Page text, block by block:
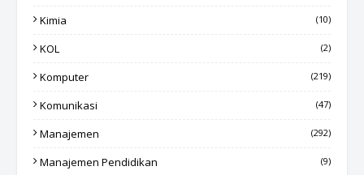
Kimia (10)
KOL (2)
Komputer (219)
Komunikasi (47)
Manajemen (292)
Manajemen Pendidikan (9)